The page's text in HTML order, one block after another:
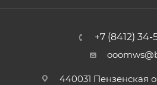
+7 (8412) 34-
440031 Пензенская